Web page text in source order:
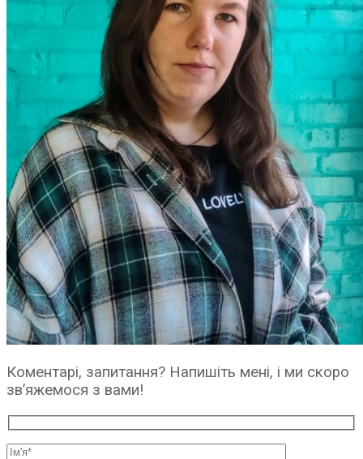
Архітектурна візуалізація
Авторський нагляд
Навчання з архітектури та дизайну
ПРОЄКТИ
Житлові будинки
Інтер’єри
Малі архітектурні форми
Громадські будівлі
Виробничі будинки
Реалізовані
КОНТАКТИ
UKRAINIAN
German
English
Почніть вводити текст і натисніть Enter для пошуку
Коментарі, запитання? Напишіть мені, і ми скоро
зв’яжемося з вами!